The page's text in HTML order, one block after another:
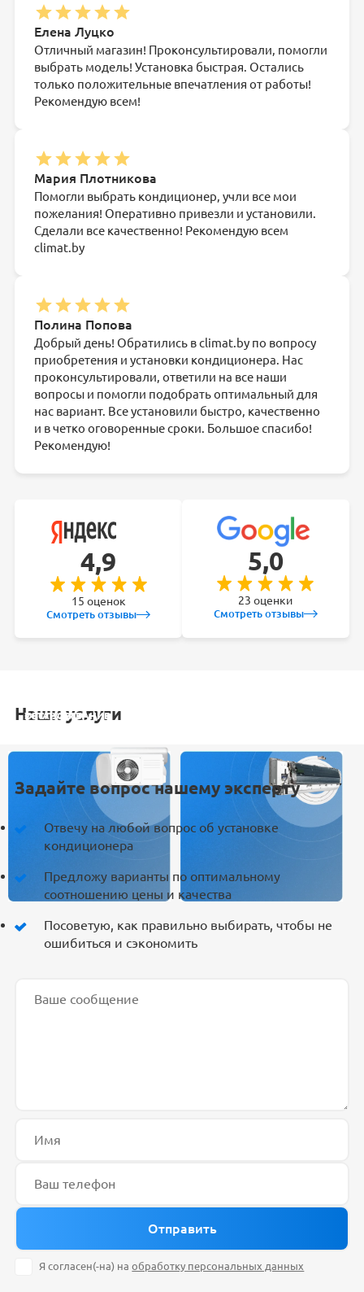
Елена Луцко
Отличный магазин! Проконсультировали, помогли
выбрать модель! Установка быстрая. Остались
только положительные впечатления от работы!
Рекомендую всем!
Мария Плотникова
Помогли выбрать кондиционер, учли все мои
пожелания! Оперативно привезли и установили.
Сделали все качественно! Рекомендую всем
climat.by
Полина Попова
Добрый день! Обратились в climat.by по вопросу
приобретения и установки кондиционера. Нас
проконсультировали, ответили на все наши
вопросы и помогли подобрать оптимальный для
нас вариант. Все установили быстро, качественно
и в четко оговоренные сроки. Большое спасибо!
Рекомендую!
4,9
15 оценок
Смотреть отзывы
5,0
23 оценки
Смотреть отзывы
Наши услуги
УСТАНОВКА
ОБСЛУЖИВАНИЕ
Задайте вопрос нашему эксперту
Отвечу на любой вопрос об установке
кондиционера
Предложу варианты по оптимальному
соотношению цены и качества
Посоветую, как правильно выбирать, чтобы не
ошибиться и сэкономить
Я согласен(-на) наобработку персональных данных